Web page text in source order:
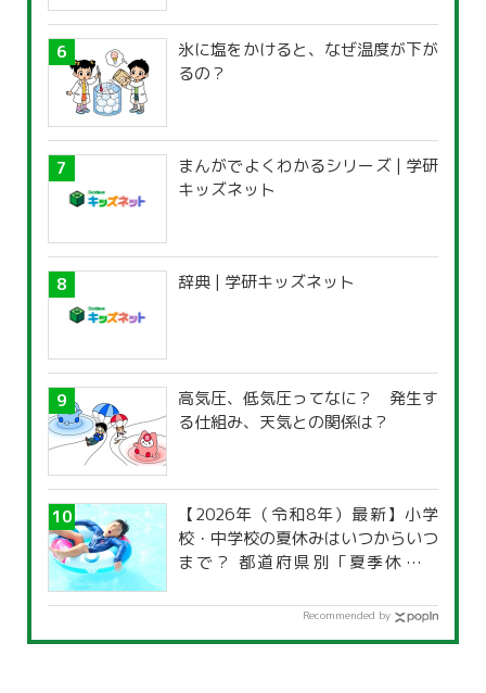
氷に塩をかけると、なぜ温度が下が
るの？
まんがでよくわかるシリーズ | 学研
キッズネット
辞典 | 学研キッズネット
高気圧、低気圧ってなに？ 発生す
る仕組み、天気との関係は？
【2026年（令和8年）最新】小学
校・中学校の夏休みはいつからいつ
まで？ 都道府県別「夏季休暇一
Recommended by